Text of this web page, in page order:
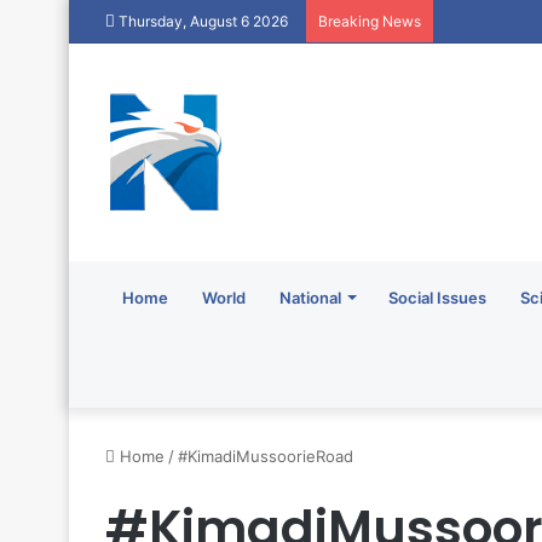
Thursday, August 6 2026 Breaking News
Home World National Social Issues
Home /#KimadiMussoorieRoad